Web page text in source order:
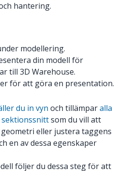
hantering.
modellering.
din modell för
till 3D Warehouse.
för att göra en presentation.
du in vyn och tillämparalla
sektionssnittsom du vill att
geometri eller justera taggens
en av dessa egenskaper
följer du dessa steg för att